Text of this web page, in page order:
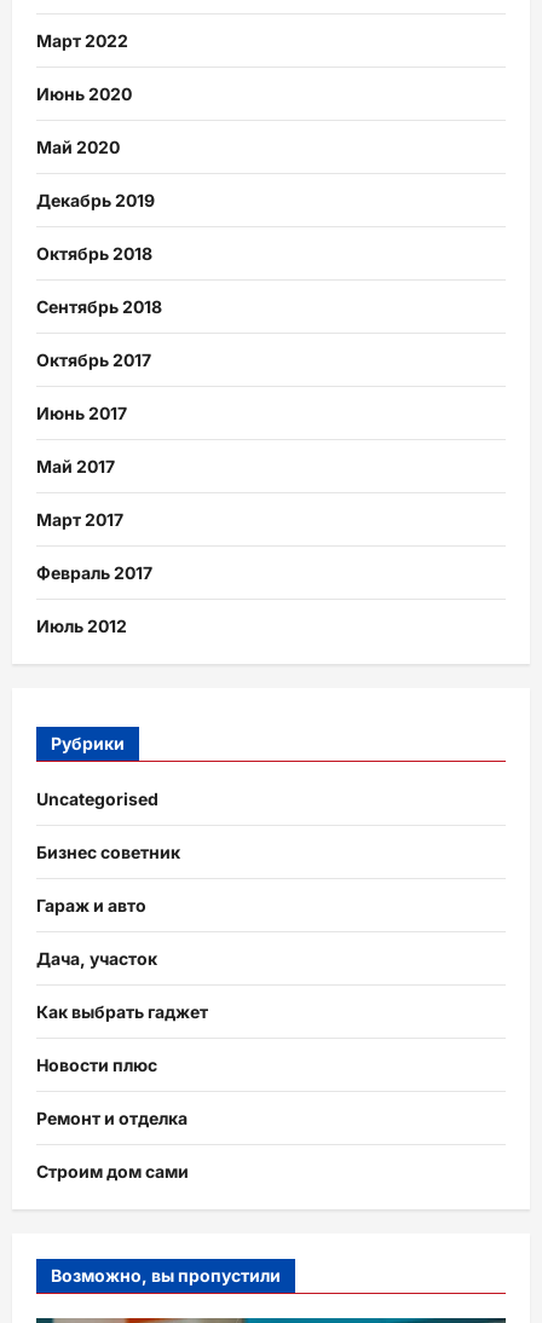
Март 2022
Июнь 2020
Май 2020
Декабрь 2019
Октябрь 2018
Сентябрь 2018
Октябрь 2017
Июнь 2017
Май 2017
Март 2017
Февраль 2017
Июль 2012
Рубрики
Uncategorised
Бизнес советник
Гараж и авто
Дача, участок
Как выбрать гаджет
Новости плюс
Ремонт и отделка
Строим дом сами
Возможно, вы пропустили